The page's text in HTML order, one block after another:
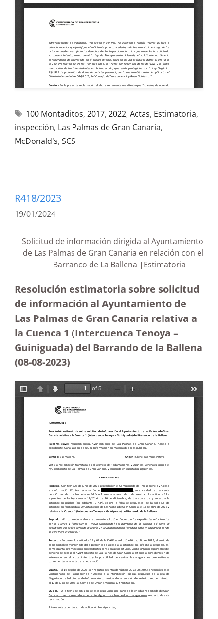
100 Montaditos, 2017, 2022, Actas, Estimatoria,
inspección, Las Palmas de Gran Canaria,
McDonald's, SCS
R418/2023
19/01/2024
Solicitud de información dirigida al Ayuntamiento
de Las Palmas de Gran Canaria en relación con el
Barranco de La Ballena |Estimatoria
Resolución estimatoria sobre solicitud
de información al Ayuntamiento de
Las Palmas de Gran Canaria relativa a
la Cuenca 1 (Intercuenca Tenoya –
Guiniguada) del Barrando de la Ballena
(08-08-2023)